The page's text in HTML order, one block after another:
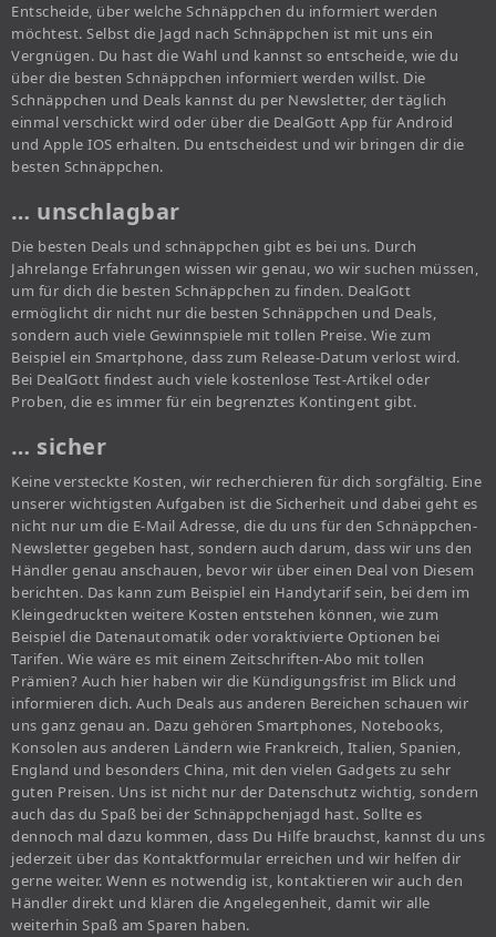
Entscheide, über welche Schnäppchen du informiert werden
möchtest. Selbst die Jagd nach Schnäppchen ist mit uns ein
Vergnügen. Du hast die Wahl und kannst so entscheide, wie du
über die besten Schnäppchen informiert werden willst. Die
Schnäppchen und Deals kannst du per Newsletter, der täglich
einmal verschickt wird oder über die DealGott App für Android
und Apple IOS erhalten. Du entscheidest und wir bringen dir die
besten Schnäppchen.
… unschlagbar
Die besten Deals und schnäppchen gibt es bei uns. Durch
Jahrelange Erfahrungen wissen wir genau, wo wir suchen müssen,
um für dich die besten Schnäppchen zu finden. DealGott
ermöglicht dir nicht nur die besten Schnäppchen und Deals,
sondern auch viele Gewinnspiele mit tollen Preise. Wie zum
Beispiel ein Smartphone, dass zum Release-Datum verlost wird.
Bei DealGott findest auch viele kostenlose Test-Artikel oder
Proben, die es immer für ein begrenztes Kontingent gibt.
… sicher
Keine versteckte Kosten, wir recherchieren für dich sorgfältig. Eine
unserer wichtigsten Aufgaben ist die Sicherheit und dabei geht es
nicht nur um die E-Mail Adresse, die du uns für den Schnäppchen-
Newsletter gegeben hast, sondern auch darum, dass wir uns den
Händler genau anschauen, bevor wir über einen Deal von Diesem
berichten. Das kann zum Beispiel ein Handytarif sein, bei dem im
Kleingedruckten weitere Kosten entstehen können, wie zum
Beispiel die Datenautomatik oder voraktivierte Optionen bei
Tarifen. Wie wäre es mit einem Zeitschriften-Abo mit tollen
Prämien? Auch hier haben wir die Kündigungsfrist im Blick und
informieren dich. Auch Deals aus anderen Bereichen schauen wir
uns ganz genau an. Dazu gehören Smartphones, Notebooks,
Konsolen aus anderen Ländern wie Frankreich, Italien, Spanien,
England und besonders China, mit den vielen Gadgets zu sehr
guten Preisen. Uns ist nicht nur der Datenschutz wichtig, sondern
auch das du Spaß bei der Schnäppchenjagd hast. Sollte es
dennoch mal dazu kommen, dass Du Hilfe brauchst, kannst du uns
jederzeit über das Kontaktformular erreichen und wir helfen dir
gerne weiter. Wenn es notwendig ist, kontaktieren wir auch den
Händler direkt und klären die Angelegenheit, damit wir alle
weiterhin Spaß am Sparen haben.